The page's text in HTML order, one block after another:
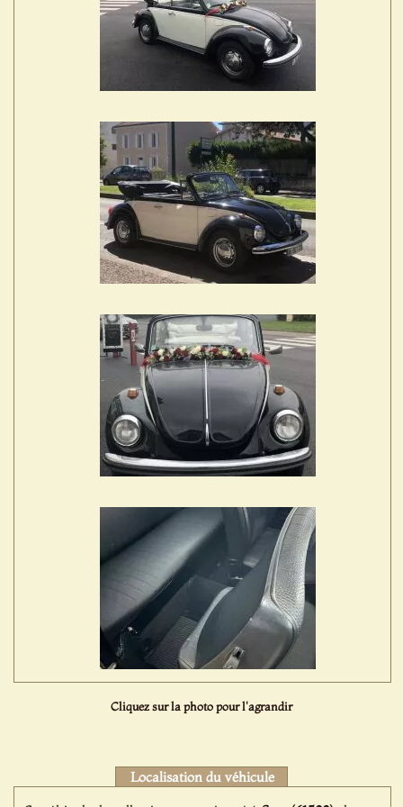
Cliquez sur la photo pour l'agrandir
Localisation du véhicule